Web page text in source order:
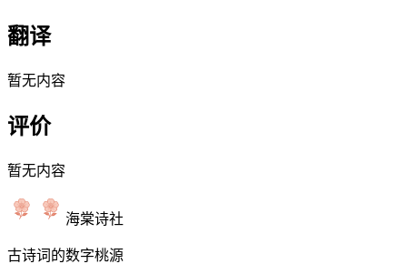
翻译
暂无内容
评价
暂无内容
海棠诗社
古诗词的数字桃源